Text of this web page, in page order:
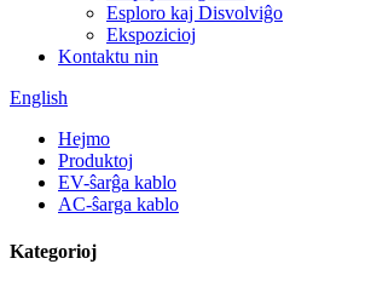
Esploro kaj Disvolviĝo
Ekspozicioj
Kontaktu nin
English
Hejmo
Produktoj
EV-ŝarĝa kablo
AC-ŝarga kablo
Kategorioj